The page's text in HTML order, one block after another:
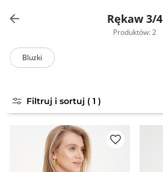
Rękaw 3/4
Produktów: 2
Bluzki
Filtruj i sortuj ( 1 )